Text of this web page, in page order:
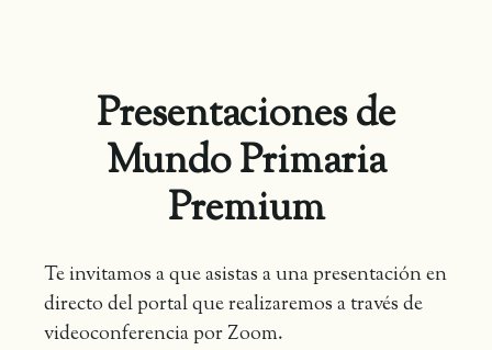
Presentaciones de
Mundo Primaria
Premium
Te invitamos a que asistas a una presentación en
directo del portal que realizaremos a través de
videoconferencia por Zoom.